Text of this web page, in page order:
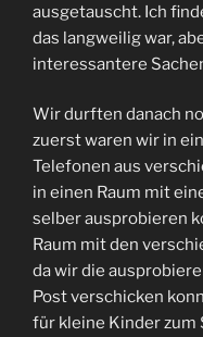
ausgetauscht. Ich
das langweilig war,
interessantere
Wir durften danach
zuerst waren wir in
Telefonen aus
in einen Raum mit
selber ausprobieren
Raum mit den
da wir die
Post verschicken
für kleine Kinder zum